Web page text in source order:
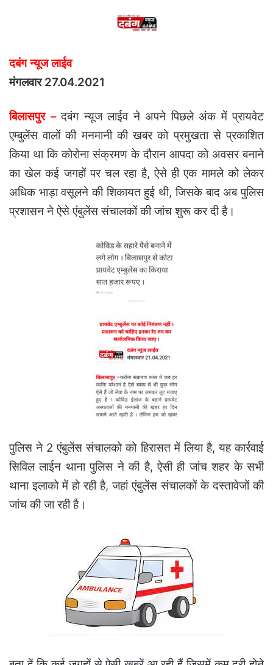
दबंग न्यूज लाईव
मंगलवार 27.04.2021
बिलासपुर – दबंग न्यूज लाईव ने अपने पिछले अंक में प्रायवेट
एम्बुलेंस वालों की मनमानी की खबर को प्रमुखता से प्रकाशित
किया था कि कोरोना संक्रमण के दौरान आपदा को अवसर बनाने
का खेल कई जगहों पर चल रहा है, ऐसे ही एक मामले को लेकर
अधिक भाड़ा वसूलने की शिकायत हुई थी, जिसके बाद अब पुलिस
प्रशासन ने ऐसे एंबुलेंस संचालकों की जांच शुरू कर दी है।
पुलिस ने 2 एंबुलेंस संचालको को हिरासत में लिया है, यह कार्रवाई
सिविल लाईन थाना पुलिस ने की है, ऐसी ही जांच शहर के सभी
थाना इलाको में हो रही है, जहां एंबुलेंस संचालकों के दस्तावेजों की
जांच की जा रही है।